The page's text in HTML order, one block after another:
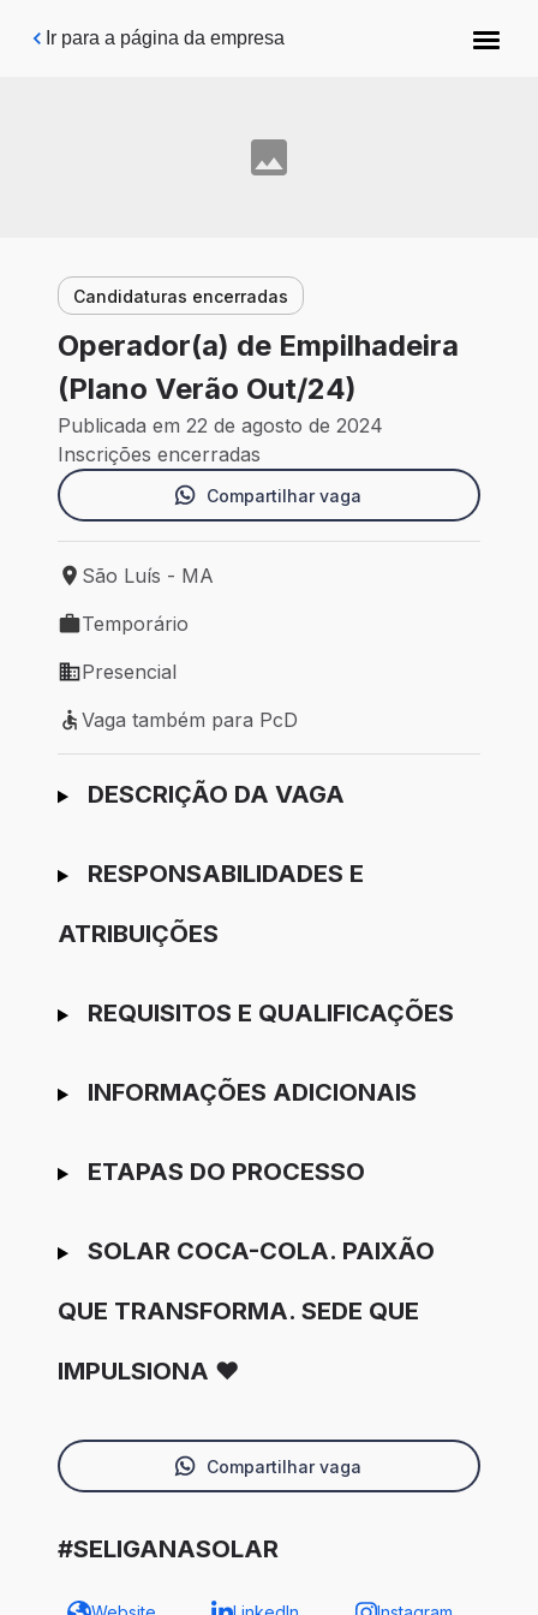
Pular para o conteúdo principal
Ir para a página da empresa
Candidaturas encerradas
Operador(a) de Empilhadeira
(Plano Verão Out/24)
Publicada em 22 de agosto de 2024
Inscrições encerradas
Compartilhar vaga
Local de trabalho: São Luís - MA
São Luís - MA
Tipo de vaga: Temporário
Temporário
Modelo de trabalho: Presencial
Presencial
Vaga também para PcD
Vaga também para PcD
Ir para candidatura
DESCRIÇÃO DA VAGA
RESPONSABILIDADES E
ATRIBUIÇÕES
REQUISITOS E QUALIFICAÇÕES
INFORMAÇÕES ADICIONAIS
ETAPAS DO PROCESSO
SOLAR COCA-COLA. PAIXÃO
QUE TRANSFORMA. SEDE QUE
IMPULSIONA ❤️
Compartilhar vaga
#SELIGANASOLAR